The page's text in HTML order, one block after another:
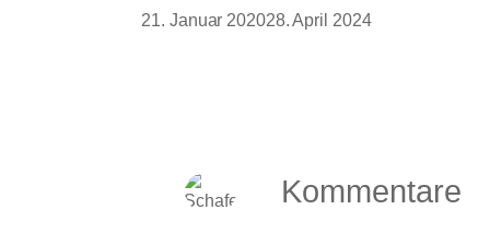
21. Januar 202028. April 2024
Kommentare